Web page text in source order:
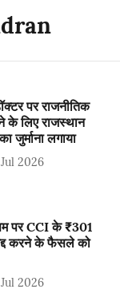
पर राजनीतिक
के लिए राजस्थान
जुर्माना लगाया
2026
पर CCI के ₹301
करने के फैसले को
2026